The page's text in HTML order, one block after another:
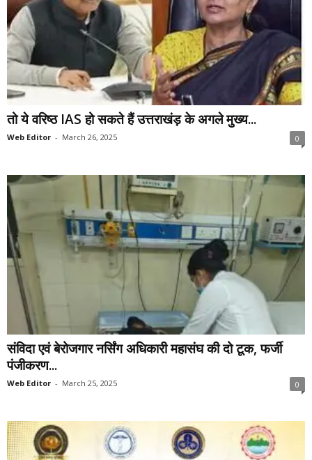
तो ये वरिष्ठ IAS हो सकते हैं उत्तराखंड़ के अगले मुख्य...
Web Editor - March 26, 2025 0
संविदा एवं बेरोजगार नर्सिंग अधिकारी महासंघ की दो टूक, फर्जी
पंजीकरण...
Web Editor - March 25, 2025 0